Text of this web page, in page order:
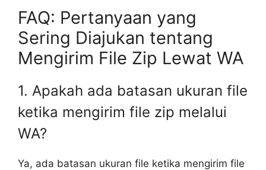
FAQ: Pertanyaan yang
Sering Diajukan tentang
Mengirim File Zip Lewat WA
1. Apakah ada batasan ukuran file
ketika mengirim file zip melalui
WA?
Ya, ada batasan ukuran file ketika mengirim file